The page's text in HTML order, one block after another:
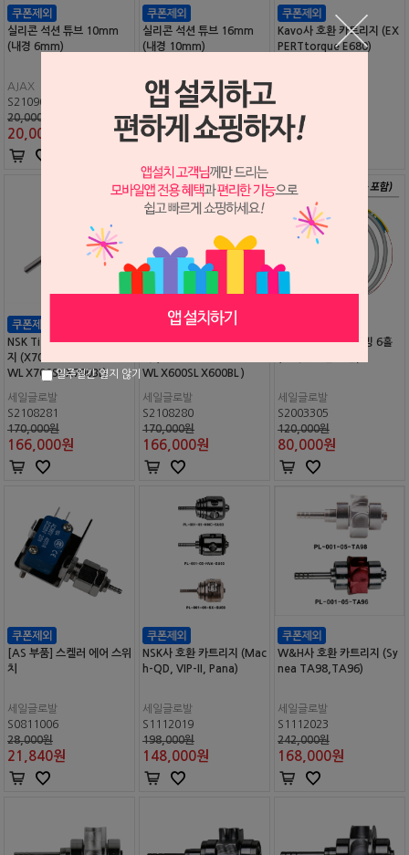
실리콘 석션 튜브 10mm
(내경 6mm)
AJAX
S2109041
20,000원
20,000
실리콘 석션 튜브 16mm
(내경 10mm)
AJAX
S2109042
45,000원
45,000 원
Kavo사 호환 카트리지 (EX
PERTtorque E680)
230,000원
175,000
NSK Ti-Max 호환 카트리
지 (X700L X700KL X700
WL X700SL X700BL)
세일글로발
S2108281
170,000원
166,000원
NSK Ti-Max 호환 카트리
WL X600SL X600BL )
세일글로발
S2108280
170,000원
166,000원
고급형 핸드피스 튜빙 6홀
세일글로발
S2003305
120,000원
80,000원
[AS 부품] 스켈러 에어 스위
치
세일글로발
S0811006
28,000원
21,840원
NSK사 호환 카트리지 (Mac
h-QD, VIP-II, Pana)
세일글로발
S1112019
198,000원
148,000원
W&H사 호환 카트리지 (Sy
nea TA98,TA96)
세일글로발
S1112023
242,000원
168,000원
일주일간 열지 않기